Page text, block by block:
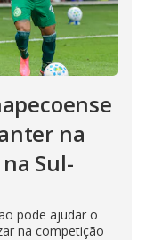
na
Sul-
pode ajudar o
na competição